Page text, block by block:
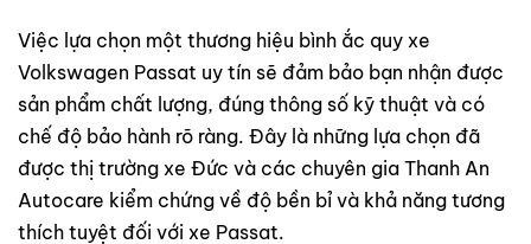
Việc lựa chọn một thương hiệu bình ắc quy xe
Volkswagen Passat uy tín sẽ đảm bảo bạn nhận được
sản phẩm chất lượng, đúng thông số kỹ thuật và có
chế độ bảo hành rõ ràng. Đây là những lựa chọn đã
được thị trường xe Đức và các chuyên gia Thanh An
Autocare kiểm chứng về độ bền bỉ và khả năng tương
thích tuyệt đối với xe Passat.